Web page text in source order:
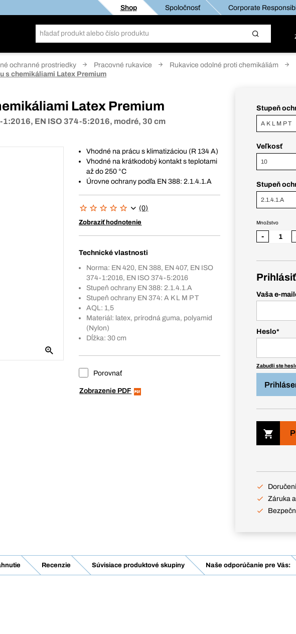
Shop Spoločnosť Corporate
ochranné prostriedky Pracovné rukavice
Rukavice odolné proti chemikáliám
s chemikáliami Latex Premium
Latex Premium
1:2016, EN ISO 374-5:2016, modré, 30 cm
Vhodné na prácu s klimatizáciou (R 134 A)
Vhodné na krátkodobý kontakt s teplotami
až do 250 °C
Úrovne ochrany podľa EN 388: 2.1.4.1.A
(0)
Zobraziť hodnotenie
Technické vlastnosti
Norma: EN 420, EN 388, EN 407, EN ISO
374-1:2016, EN ISO 374-5:2016
Stupeň ochrany EN 388: 2.1.4.1.A
Stupeň ochrany EN 374: A K L M P T
AQL: 1,5
Materiál: latex, prírodná guma, polyamid
(Nylon)
Dĺžka: 30 cm
Porovnať
Zobrazenie PDF
Stupeň
A K L M P T
Veľkosť
10
Stupeň
2.1.4.1.A
Množstvo
-
Vaša e-
Heslo*
Zabudli ste
Záruka
Recenzie Súvisiace produktové skupiny Naše odporúčanie pre Vás: